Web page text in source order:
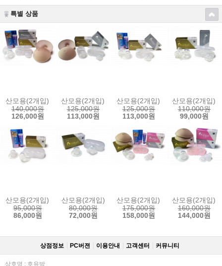
특별 상품
산모용(2개입) + 교정용h(2개입) + 유두크림 + 보조패드
140,000원
126,000원
산모용(2개입) + 교정용h(2개입) + 보조패드
125,000원
113,000원
산모용(2개입) + 교정용h(2개입)
125,000원
113,000원
산모용(2개입)
110,000원
99,000원
산모용(2개입) + 유두크림
95,000원
86,000원
산모용(2개입)
80,000원
72,000원
산모용(2개입) + 교정용h(2개입)
175,000원
158,000원
산모용(2개입)
160,000원
144,000원
상점정보 PC버젼 이용안내 고객센터 커뮤니티
상호명 : 호유방